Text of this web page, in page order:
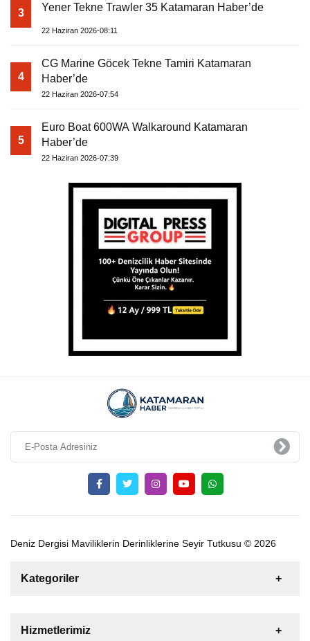
3 Yener Tekne Trawler 35 Katamaran Haber’de
22 Haziran 2026-08:11
4
CG Marine Göcek Tekne Tamiri Katamaran
Haber’de
22 Haziran 2026-07:54
5
Euro Boat 600WA Walkaround Katamaran
Haber’de
22 Haziran 2026-07:39
Deniz Dergisi Maviliklerin Derinliklerine Seyir Tutkusu © 2026
Kategoriler
Tekne
Hizmetlerimiz